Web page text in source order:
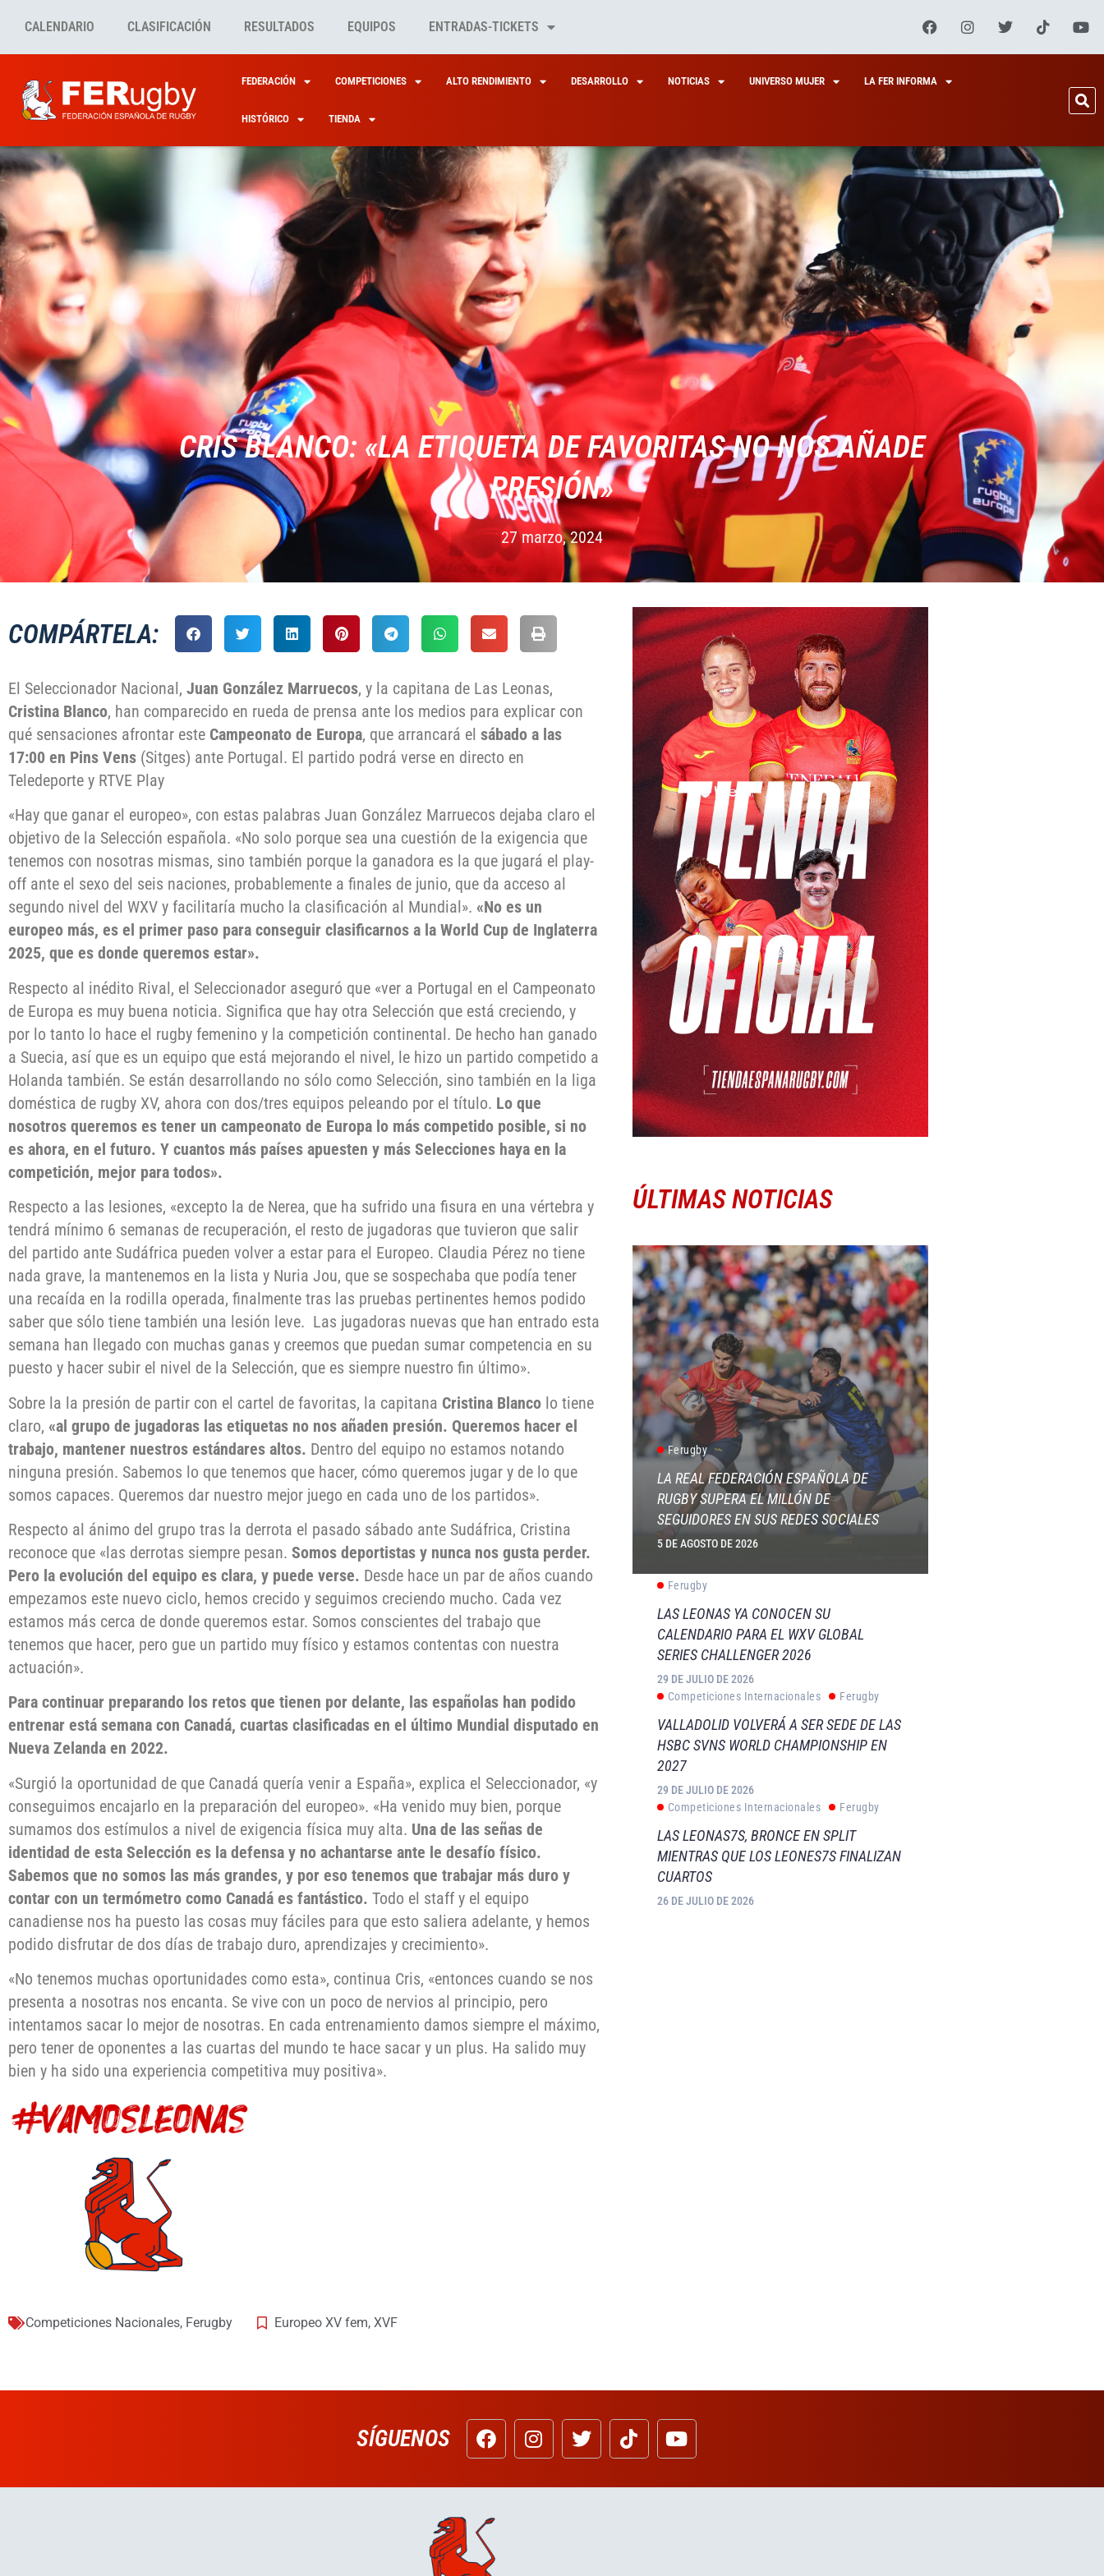
CALENDARIO CLASIFICACIÓN RESULTADOS EQUIPOS ENTRADAS-TICKETS
FEDERACIÓN COMPETICIONES ALTO RENDIMIENTO DESARROLLO NOTICIAS UNIVERSO MUJER LA FER INFORMA
HISTÓRICO TIENDA
CRIS BLANCO: «LA ETIQUETA DE FAVORITAS NO NOS AÑADE
PRESIÓN»
27 marzo, 2024
COMPÁRTELA:
El Seleccionador Nacional, Juan González Marruecos, y la capitana de Las Leonas,
Cristina Blanco, han comparecido en rueda de prensa ante los medios para explicar con
qué sensaciones afrontar este Campeonato de Europa, que arrancará el sábado a las
17:00 en Pins Vens (Sitges) ante Portugal. El partido podrá verse en directo en
Teledeporte y RTVE Play
«Hay que ganar el europeo», con estas palabras Juan González Marruecos dejaba claro el
objetivo de la Selección española. «No solo porque sea una cuestión de la exigencia que
tenemos con nosotras mismas, sino también porque la ganadora es la que jugará el play-
off ante el sexo del seis naciones, probablemente a finales de junio, que da acceso al
segundo nivel del WXV y facilitaría mucho la clasificación al Mundial». «No es un
europeo más, es el primer paso para conseguir clasificarnos a la World Cup de Inglaterra
2025, que es donde queremos estar».
Respecto al inédito Rival, el Seleccionador aseguró que «ver a Portugal en el Campeonato
de Europa es muy buena noticia. Significa que hay otra Selección que está creciendo, y
por lo tanto lo hace el rugby femenino y la competición continental. De hecho han ganado
a Suecia, así que es un equipo que está mejorando el nivel, le hizo un partido competido a
Holanda también. Se están desarrollando no sólo como Selección, sino también en la liga
doméstica de rugby XV, ahora con dos/tres equipos peleando por el título. Lo que
nosotros queremos es tener un campeonato de Europa lo más competido posible, si no
es ahora, en el futuro. Y cuantos más países apuesten y más Selecciones haya en la
competición, mejor para todos».
Respecto a las lesiones, «excepto la de Nerea, que ha sufrido una fisura en una vértebra y
tendrá mínimo 6 semanas de recuperación, el resto de jugadoras que tuvieron que salir
del partido ante Sudáfrica pueden volver a estar para el Europeo. Claudia Pérez no tiene
nada grave, la mantenemos en la lista y Nuria Jou, que se sospechaba que podía tener
una recaída en la rodilla operada, finalmente tras las pruebas pertinentes hemos podido
saber que sólo tiene también una lesión leve. Las jugadoras nuevas que han entrado esta
semana han llegado con muchas ganas y creemos que puedan sumar competencia en su
puesto y hacer subir el nivel de la Selección, que es siempre nuestro fin último».
Sobre la la presión de partir con el cartel de favoritas, la capitana Cristina Blanco lo tiene
claro, «al grupo de jugadoras las etiquetas no nos añaden presión. Queremos hacer el
trabajo, mantener nuestros estándares altos. Dentro del equipo no estamos notando
ninguna presión. Sabemos lo que tenemos que hacer, cómo queremos jugar y de lo que
somos capaces. Queremos dar nuestro mejor juego en cada uno de los partidos».
Respecto al ánimo del grupo tras la derrota el pasado sábado ante Sudáfrica, Cristina
reconoce que «las derrotas siempre pesan. Somos deportistas y nunca nos gusta perder.
Pero la evolución del equipo es clara, y puede verse. Desde hace un par de años cuando
empezamos este nuevo ciclo, hemos crecido y seguimos creciendo mucho. Cada vez
estamos más cerca de donde queremos estar. Somos conscientes del trabajo que
tenemos que hacer, pero gue un partido muy físico y estamos contentas con nuestra
actuación».
Para continuar preparando los retos que tienen por delante, las españolas han podido
entrenar está semana con Canadá, cuartas clasificadas en el último Mundial disputado en
Nueva Zelanda en 2022.
«Surgió la oportunidad de que Canadá quería venir a España», explica el Seleccionador, «y
conseguimos encajarlo en la preparación del europeo». «Ha venido muy bien, porque
sumamos dos estímulos a nivel de exigencia física muy alta. Una de las señas de
identidad de esta Selección es la defensa y no achantarse ante le desafío físico.
Sabemos que no somos las más grandes, y por eso tenemos que trabajar más duro y
contar con un termómetro como Canadá es fantástico. Todo el staff y el equipo
canadiense nos ha puesto las cosas muy fáciles para que esto saliera adelante, y hemos
podido disfrutar de dos días de trabajo duro, aprendizajes y crecimiento».
«No tenemos muchas oportunidades como esta», continua Cris, «entonces cuando se nos
presenta a nosotras nos encanta. Se vive con un poco de nervios al principio, pero
intentamos sacar lo mejor de nosotras. En cada entrenamiento damos siempre el máximo,
pero tener de oponentes a las cuartas del mundo te hace sacar y un plus. Ha salido muy
bien y ha sido una experiencia competitiva muy positiva».
Competiciones Nacionales, Ferugby Europeo XV fem, XVF
ÚLTIMAS NOTICIAS
Ferugby
LA REAL FEDERACIÓN ESPAÑOLA DE
RUGBY SUPERA EL MILLÓN DE
SEGUIDORES EN SUS REDES SOCIALES
5 DE AGOSTO DE 2026
Ferugby
LAS LEONAS YA CONOCEN SU
CALENDARIO PARA EL WXV GLOBAL
SERIES CHALLENGER 2026
29 DE JULIO DE 2026
Competiciones Internacionales
Ferugby
VALLADOLID VOLVERÁ A SER SEDE DE LAS
HSBC SVNS WORLD CHAMPIONSHIP EN
2027
29 DE JULIO DE 2026
Competiciones Internacionales
Ferugby
LAS LEONAS7S, BRONCE EN SPLIT
MIENTRAS QUE LOS LEONES7S FINALIZAN
CUARTOS
26 DE JULIO DE 2026
SÍGUENOS